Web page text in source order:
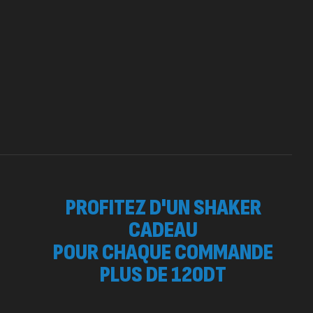
WHEY
SURGE 90 CAPSULES
PROFITEZ D'UN SHAKER
CADEAU
POUR CHAQUE COMMANDE
PLUS DE 120DT